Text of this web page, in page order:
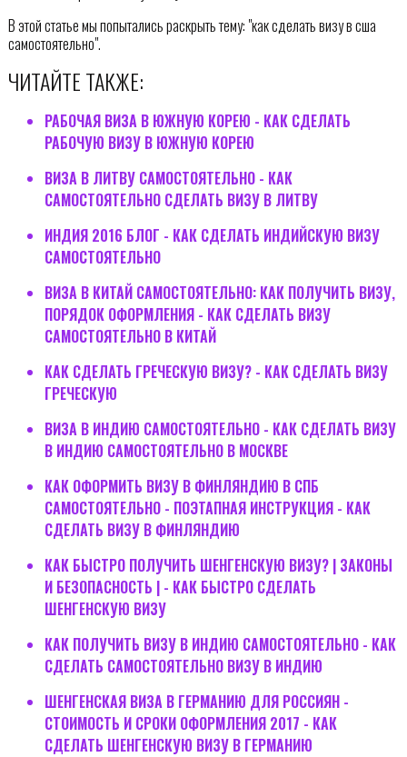
В этой статье мы попытались раскрыть тему: "как сделать визу в сша
самостоятельно".
ЧИТАЙТЕ ТАКЖЕ:
РАБОЧАЯ ВИЗА В ЮЖНУЮ КОРЕЮ - КАК СДЕЛАТЬ
РАБОЧУЮ ВИЗУ В ЮЖНУЮ КОРЕЮ
ВИЗА В ЛИТВУ САМОСТОЯТЕЛЬНО - КАК
САМОСТОЯТЕЛЬНО СДЕЛАТЬ ВИЗУ В ЛИТВУ
ИНДИЯ 2016 БЛОГ - КАК СДЕЛАТЬ ИНДИЙСКУЮ ВИЗУ
САМОСТОЯТЕЛЬНО
ВИЗА В КИТАЙ САМОСТОЯТЕЛЬНО: КАК ПОЛУЧИТЬ ВИЗУ,
ПОРЯДОК ОФОРМЛЕНИЯ - КАК СДЕЛАТЬ ВИЗУ
САМОСТОЯТЕЛЬНО В КИТАЙ
КАК СДЕЛАТЬ ГРЕЧЕСКУЮ ВИЗУ? - КАК СДЕЛАТЬ ВИЗУ
ГРЕЧЕСКУЮ
ВИЗА В ИНДИЮ САМОСТОЯТЕЛЬНО - КАК СДЕЛАТЬ ВИЗУ
В ИНДИЮ САМОСТОЯТЕЛЬНО В МОСКВЕ
КАК ОФОРМИТЬ ВИЗУ В ФИНЛЯНДИЮ В СПБ
САМОСТОЯТЕЛЬНО - ПОЭТАПНАЯ ИНСТРУКЦИЯ - КАК
СДЕЛАТЬ ВИЗУ В ФИНЛЯНДИЮ
КАК БЫСТРО ПОЛУЧИТЬ ШЕНГЕНСКУЮ ВИЗУ? | ЗАКОНЫ
И БЕЗОПАСНОСТЬ | - КАК БЫСТРО СДЕЛАТЬ
ШЕНГЕНСКУЮ ВИЗУ
КАК ПОЛУЧИТЬ ВИЗУ В ИНДИЮ САМОСТОЯТЕЛЬНО - КАК
СДЕЛАТЬ САМОСТОЯТЕЛЬНО ВИЗУ В ИНДИЮ
ШЕНГЕНСКАЯ ВИЗА В ГЕРМАНИЮ ДЛЯ РОССИЯН -
СТОИМОСТЬ И СРОКИ ОФОРМЛЕНИЯ 2017 - КАК
СДЕЛАТЬ ШЕНГЕНСКУЮ ВИЗУ В ГЕРМАНИЮ